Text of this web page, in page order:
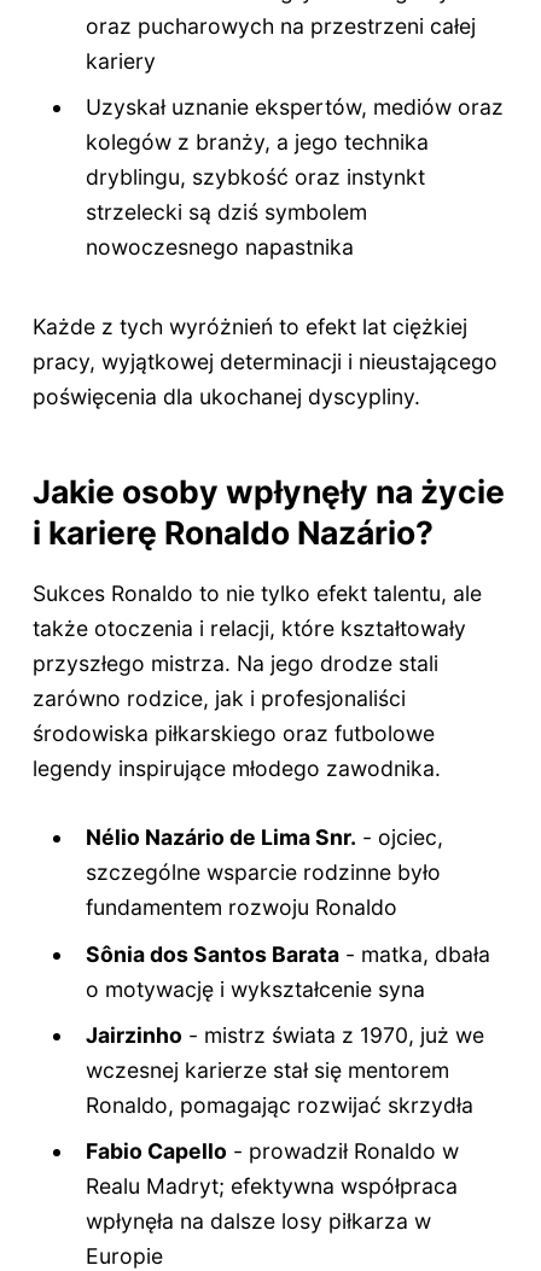
oraz pucharowych na przestrzeni całej
kariery
Uzyskał uznanie ekspertów, mediów oraz
kolegów z branży, a jego technika
dryblingu, szybkość oraz instynkt
strzelecki są dziś symbolem
nowoczesnego napastnika
Każde z tych wyróżnień to efekt lat ciężkiej
pracy, wyjątkowej determinacji i nieustającego
poświęcenia dla ukochanej dyscypliny.
Jakie osoby wpłynęły na życie
i karierę Ronaldo Nazário?
Sukces Ronaldo to nie tylko efekt talentu, ale
także otoczenia i relacji, które kształtowały
przyszłego mistrza. Na jego drodze stali
zarówno rodzice, jak i profesjonaliści
środowiska piłkarskiego oraz futbolowe
legendy inspirujące młodego zawodnika.
Nélio Nazário de Lima Snr. - ojciec,
szczególne wsparcie rodzinne było
fundamentem rozwoju Ronaldo
Sônia dos Santos Barata - matka, dbała
o motywację i wykształcenie syna
Jairzinho - mistrz świata z 1970, już we
wczesnej karierze stał się mentorem
Ronaldo, pomagając rozwijać skrzydła
Fabio Capello - prowadził Ronaldo w
Realu Madryt; efektywna współpraca
wpłynęła na dalsze losy piłkarza w
Europie